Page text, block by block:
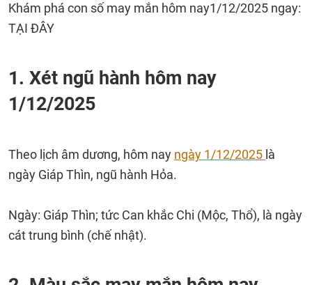
Khám phá con số may mắn hôm nay1/12/2025 ngay:
TẠI ĐÂY
1. Xét ngũ hành hôm nay
1/12/2025
Theo lịch âm dương, hôm nay ngày 1/12/2025 là
ngày Giáp Thìn, ngũ hành Hỏa.
Ngày: Giáp Thìn; tức Can khắc Chi (Mộc, Thổ), là ngày
cát trung bình (chế nhật).